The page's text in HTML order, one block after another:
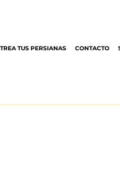
TUS PERSIANAS CONTACTO